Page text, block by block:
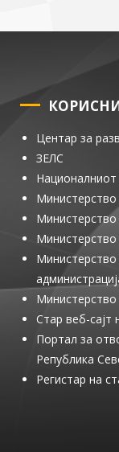
Центар за
ЗЕЛС
Националниот
Министерство
Министерство
Министерство
Стар веб-
Портал за
Република
Регистар на